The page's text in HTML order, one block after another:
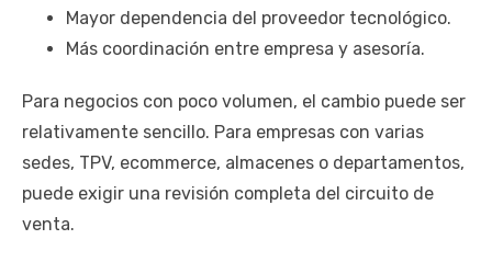
Mayor dependencia del proveedor tecnológico.
Más coordinación entre empresa y asesoría.
Para negocios con poco volumen, el cambio puede ser
relativamente sencillo. Para empresas con varias
sedes, TPV, ecommerce, almacenes o departamentos,
puede exigir una revisión completa del circuito de
venta.